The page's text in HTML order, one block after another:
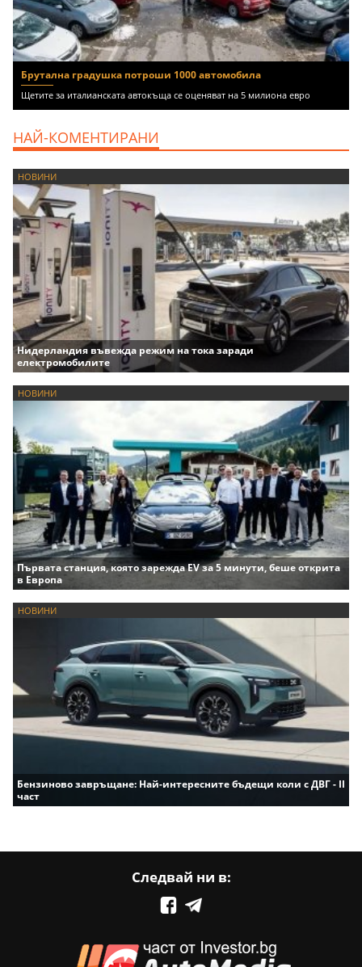
Брутална градушка потроши 1000 автомобила
Щетите за италианската автокъща се оценяват на 5 милиона евро
НАЙ-КОМЕНТИРАНИ
НОВИНИ
Нидерландия въвежда режим на тока заради
електромобилите
НОВИНИ
Първата станция, която зарежда EV за 5 минути, беше открита
в Европа
НОВИНИ
Бензиново завръщане: Най-интересните бъдещи коли с ДВГ - II
част
Следвай ни в: